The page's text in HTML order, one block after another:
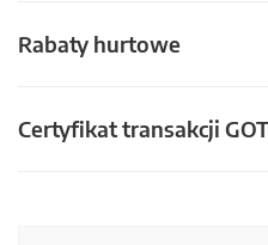
Rabaty hurtowe
Certyfikat transakcji